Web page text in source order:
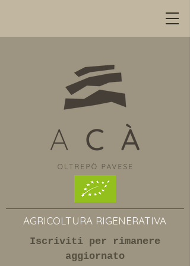
AGRICOLTURA RIGENERATIVA
Iscriviti per rimanere
aggiornato